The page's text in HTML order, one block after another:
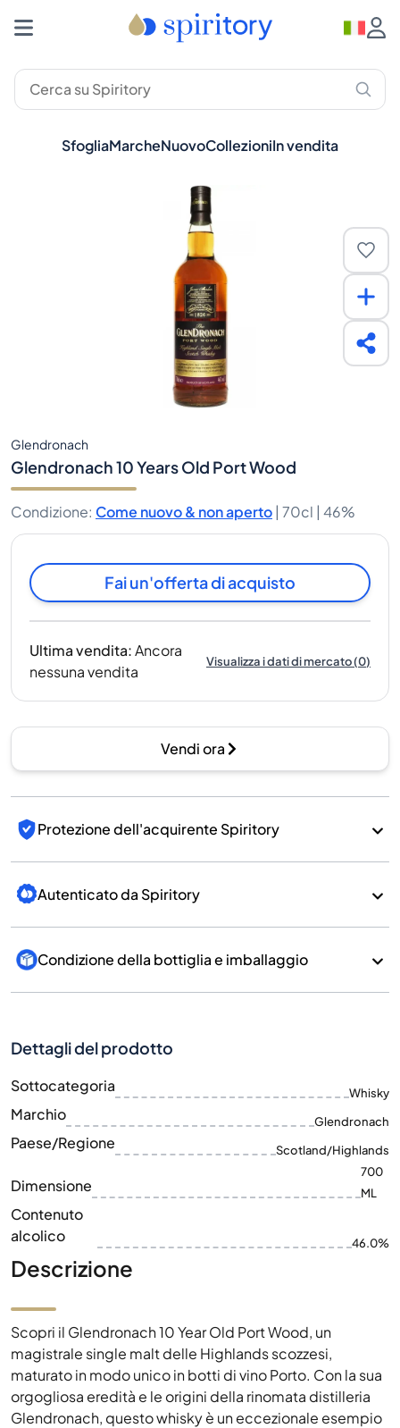
SfogliaMarcheNuovoCollezioniIn vendita
Glendronach
Glendronach 10 Years Old Port Wood
Condizione: Come nuovo & non aperto | 70cl | 46%
Fai un'offerta di acquisto
Ultima vendita:Ancora
nessuna vendita
Visualizza i dati di mercato(0)
Vendi ora
Protezione dell'acquirente Spiritory
Autenticato da Spiritory
Condizione della bottiglia e imballaggio
Dettagli del prodotto
Sottocategoria Whisky
Marchio Glendronach
Paese/Regione Scotland/Highlands
Dimensione
700
ML
Contenuto
alcolico
46.0%
Descrizione
Scopri il Glendronach 10 Year Old Port Wood, un
magistrale single malt delle Highlands scozzesi,
maturato in modo unico in botti di vino Porto. Con la sua
orgogliosa eredità e le origini della rinomata distilleria
Glendronach, questo whisky è un eccezionale esempio